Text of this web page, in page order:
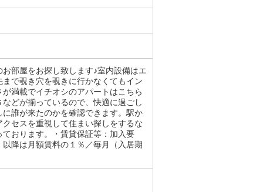
部屋をお探し致します♪室内設備はエ
で覗き穴を覗きに行かなくてもイン
満載でイチオシのアパートはこちら
どが揃っているので、快適に過ごし
誰が来たのかを確認できます。駅か
セスを重視して住まい探しをするな
おります。・賃貸保証等：加入要
降は月額賃料の１％／毎月（入居期